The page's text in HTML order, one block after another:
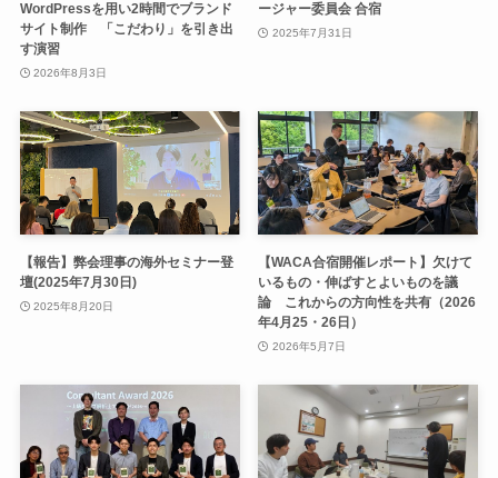
WordPressを用い2時間でブランド
サイト制作 「こだわり」を引き出
す演習
2026年8月3日
ージャー委員会 合宿
2025年7月31日
【報告】弊会理事の海外セミナー登
壇(2025年7月30日)
2025年8月20日
【WACA合宿開催レポート】欠けて
いるもの・伸ばすとよいものを議
論 これからの方向性を共有（2026
年4月25・26日）
2026年5月7日